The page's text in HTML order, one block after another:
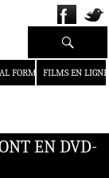
FORMAT COURT
FILMS EN LIGNE
Recherche
EN DVD-